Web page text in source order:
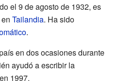
el 9 de agosto de 1932, es
Tailandia. Ha sido
.
en dos ocasiones durante
ayudó a escribir la
1997.